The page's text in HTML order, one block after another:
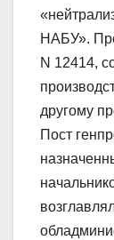
НАБУ».
N 12414,
другому
Пост